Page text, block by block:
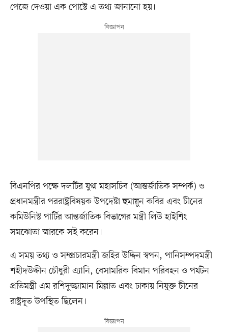
পেজে দেওয়া এক পোস্টে এ তথ্য জানানো হয়।
বিএনপির পক্ষে দলটির যুগ্ম মহাসচিব (আন্তর্জাতিক সম্পর্ক) ও
প্রধানমন্ত্রীর পররাষ্ট্রবিষয়ক উপদেষ্টা হুমায়ুন কবির এবং চীনের
কমিউনিস্ট পার্টির আন্তর্জাতিক বিভাগের মন্ত্রী লিউ হাইশিং
সমঝোতা স্মারকে সই করেন।
এ সময় তথ্য ও সম্প্রচারমন্ত্রী জহির উদ্দিন স্বপন, পানিসম্পদমন্ত্রী
শহীদউদ্দীন চৌধুরী এ্যানি, বেসামরিক বিমান পরিবহন ও পর্যটন
প্রতিমন্ত্রী এম রশিদুজ্জামান মিল্লাত এবং ঢাকায় নিযুক্ত চীনের
রাষ্ট্রদূত উপস্থিত ছিলেন।